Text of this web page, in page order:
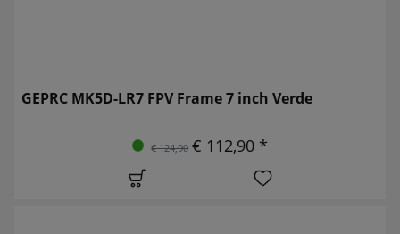
GEPRC MK5D-LR7 FPV Frame 7 inch Verde
€ 124,90 € 112,90 *